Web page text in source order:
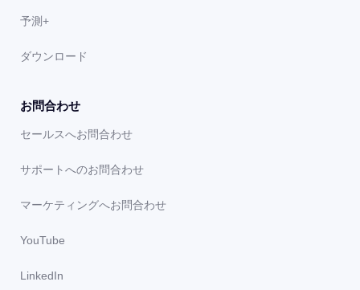
予測+
ダウンロード
お問合わせ
セールスへお問合わせ
サポートへのお問合わせ
マーケティングへお問合わせ
YouTube
LinkedIn